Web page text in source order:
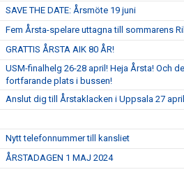
SAVE THE DATE: Årsmöte 19 juni
Fem Årsta-spelare uttagna till sommarens
GRATTIS ÅRSTA AIK 80 ÅR!
USM-finalhelg 26-28 april! Heja Årsta! Och
fortfarande plats i bussen!
Anslut dig till Årstaklacken i Uppsala 27
Nytt telefonnummer till kansliet
ÅRSTADAGEN 1 MAJ 2024